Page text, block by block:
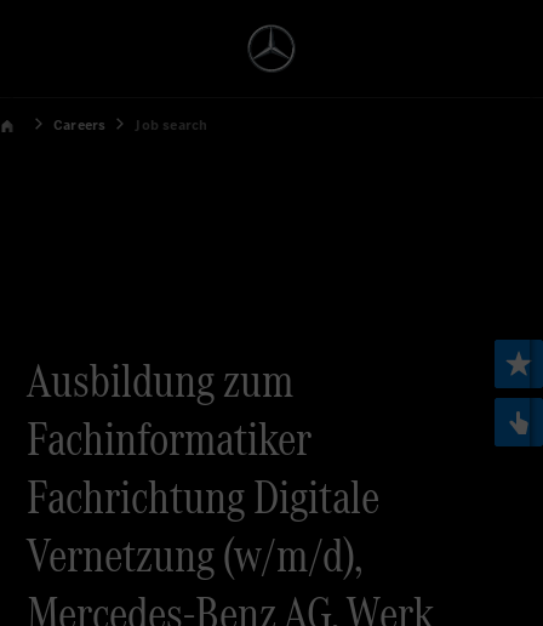
Careers Job search
Ausbildung zum
Fachinformatiker
Fachrichtung Digitale
Vernetzung (w/m/d),